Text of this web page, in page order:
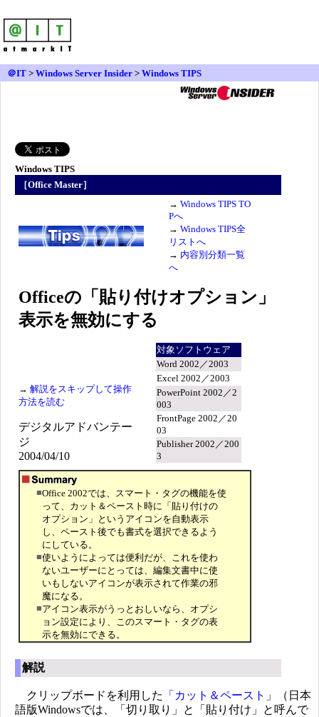
＠IT > Windows Server Insider > Windows TIPS
Windows TIPS
［Office Master］
→ Windows TIPS TO
Pへ
→ Windows TIPS全
リストへ
→ 内容別分類一覧
へ
Officeの「貼り付けオプション」
表示を無効にする
→ 解説をスキップして操作
方法を読む
デジタルアドバンテー
ジ
2004/04/10
対象ソフトウェア
Word 2002／2003
Excel 2002／2003
PowerPoint 2002／2
003
FrontPage 2002／20
03
Publisher 2002／200
3
■Office 2002では、スマート・タグの機能を使
って、カット＆ペースト時に「貼り付けの
オプション」というアイコンを自動表示
し、ペースト後でも書式を選択できるよう
にしている。
■使いようによっては便利だが、これを使わ
ないユーザーにとっては、編集文書中に使
いもしないアイコンが表示されて作業の邪
魔になる。
■アイコン表示がうっとおしいなら、オプシ
ョン設定により、このスマート・タグの表
示を無効にできる。
解説
クリップボードを利用した 「カット＆ペースト 」（日本
語版Windowsでは、「切り取り」と「貼り付け」と呼んで